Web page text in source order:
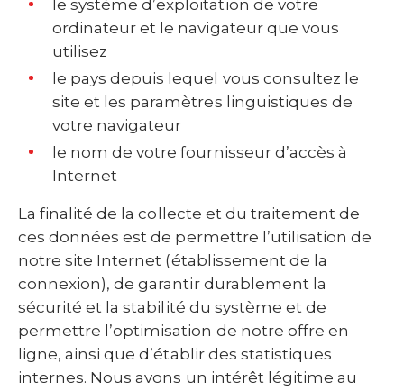
le système d’exploitation de votre
ordinateur et le navigateur que vous
utilisez
le pays depuis lequel vous consultez le
site et les paramètres linguistiques de
votre navigateur
le nom de votre fournisseur d’accès à
Internet
La finalité de la collecte et du traitement de
ces données est de permettre l’utilisation de
notre site Internet (établissement de la
connexion), de garantir durablement la
sécurité et la stabilité du système et de
permettre l’optimisation de notre offre en
ligne, ainsi que d’établir des statistiques
internes. Nous avons un intérêt légitime au